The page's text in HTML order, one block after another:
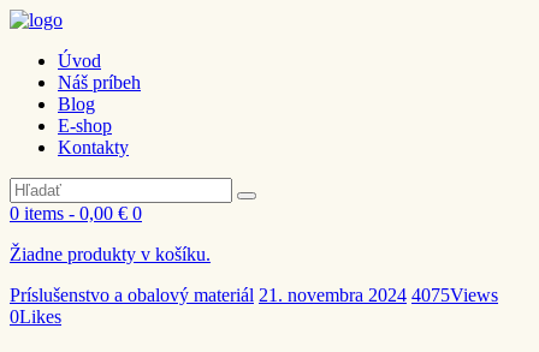
Úvod
Náš príbeh
Blog
E-shop
Kontakty
0 items - 0,00 € 0
Žiadne produkty v košíku.
Príslušenstvo a obalový materiál 21. novembra 2024 4075Views
0Likes